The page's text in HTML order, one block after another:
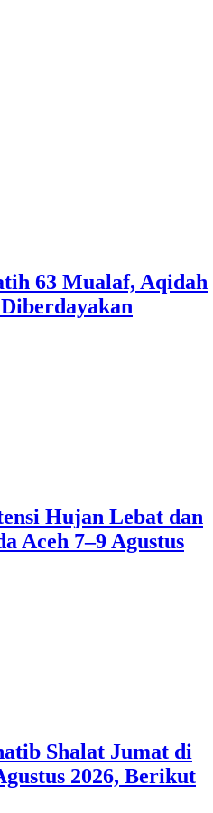
63 Mualaf, Aqidah
Hujan Lebat dan
Aceh 7–9 Agustus
Shalat Jumat di
2026, Berikut